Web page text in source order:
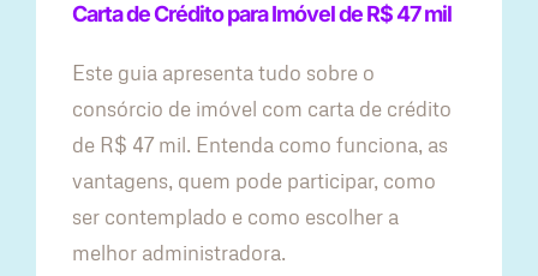
Carta de Crédito para Imóvel de R$ 47 mil
Este guia apresenta tudo sobre o
consórcio de imóvel com carta de crédito
de R$ 47 mil. Entenda como funciona, as
vantagens, quem pode participar, como
ser contemplado e como escolher a
melhor administradora.